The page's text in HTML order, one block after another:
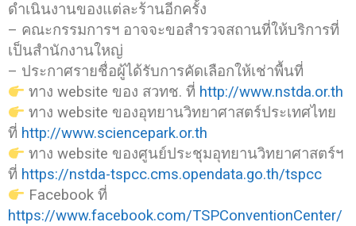
ดำเนินงานของแต่ละร้านอีกครั้ง
– คณะกรรมการฯ อาจจะขอสำรวจสถานที่ให้บริการที่
เป็นสำนักงานใหญ่
– ประกาศรายชื่อผู้ได้รับการคัดเลือกให้เช่าพื้นที่
ทาง website ของ สวทช. ที่ http://www.nstda.or.th
ทาง website ของอุทยานวิทยาศาสตร์ประเทศไทย
ที่ http://www.sciencepark.or.th
ทาง website ของศูนย์ประชุมอุทยานวิทยาศาสตร์ฯ
ที่ https://nstda-tspcc.cms.opendata.go.th/tspcc
Facebook ที่
https://www.facebook.com/TSPConventionCenter/